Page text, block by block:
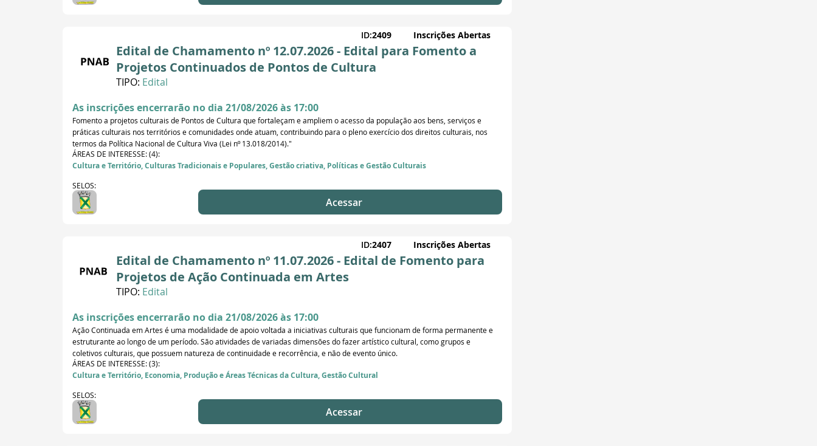
Edital de Chamamento nº 12.07.2026 - Edital para Fomento a
Projetos Continuados de Pontos de Cultura
TIPO: Edital
ID:2409 Inscrições Abertas
As inscrições encerrarão no dia 21/08/2026 às 17:00
Fomento a projetos culturais de Pontos de Cultura que fortaleçam e ampliem o acesso da população aos bens, serviços e
práticas culturais nos territórios e comunidades onde atuam, contribuindo para o pleno exercício dos direitos culturais, nos
termos da Política Nacional de Cultura Viva (Lei nº 13.018/2014)."
ÁREAS DE INTERESSE: (4):
Cultura e Território, Culturas Tradicionais e Populares, Gestão criativa, Políticas e Gestão Culturais
SELOS:
Acessar
Edital de Chamamento nº 11.07.2026 - Edital de Fomento para
Projetos de Ação Continuada em Artes
TIPO: Edital
ID:2407 Inscrições Abertas
As inscrições encerrarão no dia 21/08/2026 às 17:00
Ação Continuada em Artes é uma modalidade de apoio voltada a iniciativas culturais que funcionam de forma permanente e
estruturante ao longo de um período. São atividades de variadas dimensões do fazer artístico cultural, como grupos e
coletivos culturais, que possuem natureza de continuidade e recorrência, e não de evento único.
ÁREAS DE INTERESSE: (3):
Cultura e Território, Economia, Produção e Áreas Técnicas da Cultura, Gestão Cultural
SELOS:
Acessar